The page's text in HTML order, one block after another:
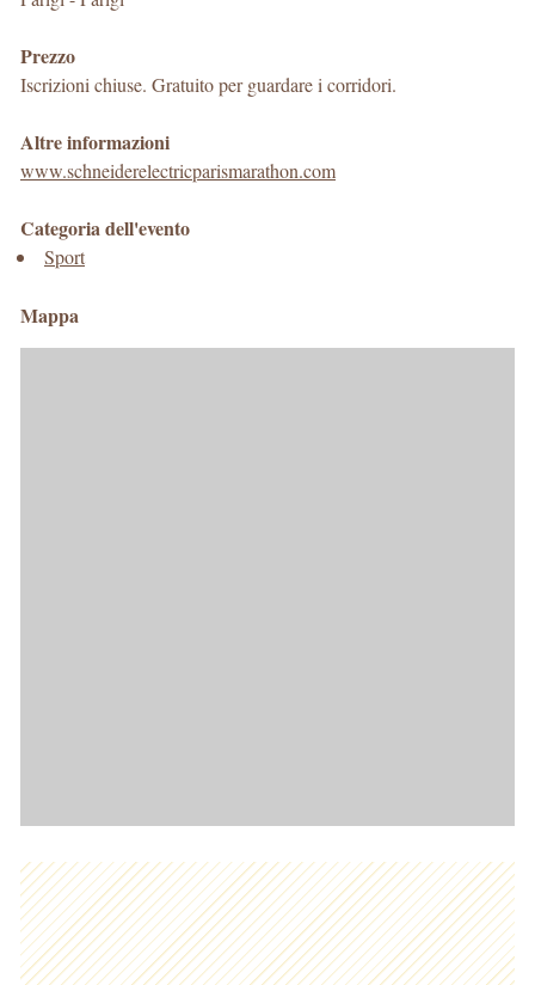
Prezzo
Iscrizioni chiuse. Gratuito per guardare i corridori.
Altre informazioni
www.schneiderelectricparismarathon.com
Categoria dell'evento
Sport
Mappa